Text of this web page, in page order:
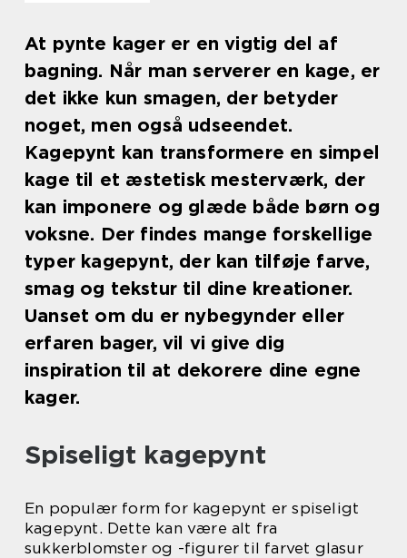
At pynte kager er en vigtig del af
bagning. Når man serverer en kage, er
det ikke kun smagen, der betyder
noget, men også udseendet.
Kagepynt kan transformere en simpel
kage til et æstetisk mesterværk, der
kan imponere og glæde både børn og
voksne. Der findes mange forskellige
typer kagepynt, der kan tilføje farve,
smag og tekstur til dine kreationer.
Uanset om du er nybegynder eller
erfaren bager, vil vi give dig
inspiration til at dekorere dine egne
kager.
Spiseligt kagepynt
En populær form for kagepynt er spiseligt
kagepynt. Dette kan være alt fra
sukkerblomster og -figurer til farvet glasur